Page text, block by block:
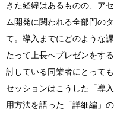
きた経緯はあるものの、ア
ム開発に関われる全部門の
て。導入までにどのような
たって上長へプレゼンをす
討している同業者にとって
セッションはこうした「導
用方法を語った「詳細編」